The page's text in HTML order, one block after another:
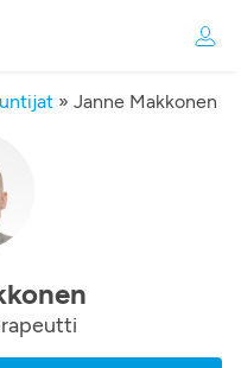
» Janne Makkonen